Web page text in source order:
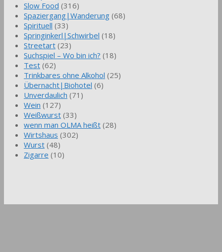
Slow Food (316)
Spaziergang|Wanderung (68)
Spirituell (33)
Springinkerl|Schwirbel (18)
Streetart (23)
Suchspiel – Wo bin ich? (18)
Test (62)
Trinkbares ohne Alkohol (25)
Übernacht|Biohotel (6)
Unverdaulich (71)
Wein (127)
Weißwurst (33)
wenn man OLMA heißt (28)
Wirtshaus (302)
Wurst (48)
Zigarre (10)